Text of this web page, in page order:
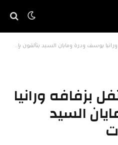
يوسف ودرة ومايان السيد يتألقون بإطلالات
بزفافه ورانيا
السيد